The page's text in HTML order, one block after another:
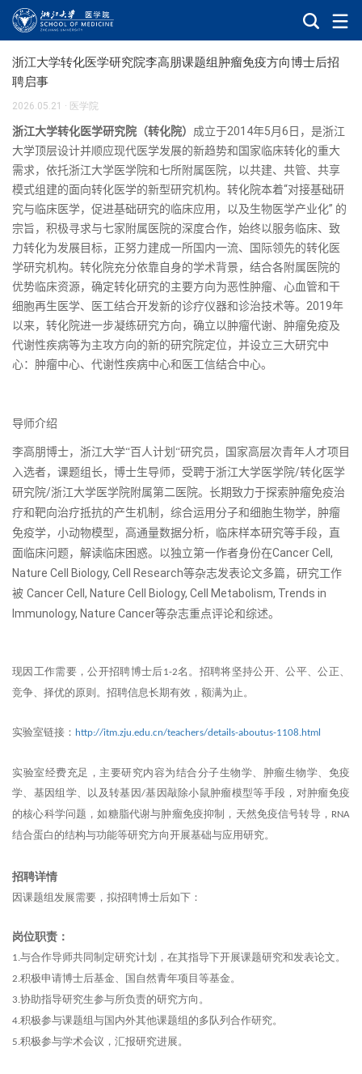
浙江大学转化医学研究院李高朋课题组肿瘤免疫方向博士后招
聘启事
2026.05.21 · 医学院
浙江大学转化医学研究院（转化院） 成立于2014年5月6 日，是浙江
大学顶层设计并顺应现代医学发展的新趋势和国家临床转化的重大
需求，依托浙江大学医学院和七所附属医院，以共建、共管、共享
模式组建的面向转化医学的新型研究机构。转化院本着“对接基础研
究与临床医学，促进基础研究的临床应用，以及生物医学产业化” 的
宗旨，积极寻求与七家附属医院的深度合作，始终以服务临床、致
力转化为发展目标，正努力建成一所国内一流、国际领先的转化医
学研究机构。转化院充分依靠自身的学术背景，结合各附属医院的
优势临床资源，确定转化研究的主要方向为恶性肿瘤、心血管和干
细胞再生医学、医工结合开发新的诊疗仪器和诊治技术等。 2019年
以来，转化院进一步凝练研究方向，确立以肿瘤代谢、肿瘤免疫及
代谢性疾病等为主攻方向的新的研究院定位，并设立三大研究中
心：肿瘤中心、代谢性疾病中心和医工信结合中心。
导师介绍
李高朋博士，浙江大学“百人计划“研究员，国家高层次青年人才项目
入选者，课题组长，博士生导师，受聘于浙江大学医学院/转化医学
研究院/浙江大学医学院附属第二医院。长期致力于探索肿瘤免疫治
疗和靶向治疗抵抗的产生机制，综合运用分子和细胞生物学，肿瘤
免疫学，小动物模型，高通量数据分析，临床样本研究等手段，直
面临床问题，解读临床困惑。以独立第一作者身份在Cancer Cell,
Nature Cell Biology, Cell Research等杂志发表论文多篇，研究工作
被 Cancer Cell, Nature Cell Biology, Cell Metabolism, Trends in
Immunology, Nature Cancer等杂志重点评论和综述。
现因工作需要，公开招聘博士后1-2名。招聘将坚持公开、公平、公正、
竞争、择优的原则。招聘信息长期有效，额满为止。
实验室链接： http://itm.zju.edu.cn/teachers/details-aboutus-1108.html
实验室经费充足，主要研究内容为结合分子生物学、肿瘤生物学、免疫
学、基因组学、以及转基因/基因敲除小鼠肿瘤模型等手段，对肿瘤免疫
的核心科学问题，如糖脂代谢与肿瘤免疫抑制，天然免疫信号转导， RNA
结合蛋白的结构与功能等研究方向开展基础与应用研究。
招聘详情
因课题组发展需要，拟招聘博士后如下：
岗位职责：
1. 与合作导师共同制定研究计划，在其指导下开展课题研究和发表论文。
2. 积极申请博士后基金、国自然青年项目等基金。
3. 协助指导研究生参与所负责的研究方向。
4. 积极参与课题组与国内外其他课题组的多队列合作研究。
5. 积极参与学术会议，汇报研究进展。